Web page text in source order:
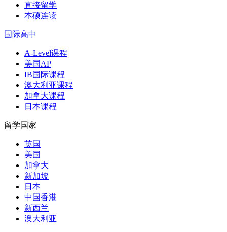
直接留学
本硕连读
国际高中
A-Level课程
美国AP
IB国际课程
澳大利亚课程
加拿大课程
日本课程
留学国家
英国
美国
加拿大
新加坡
日本
中国香港
新西兰
澳大利亚